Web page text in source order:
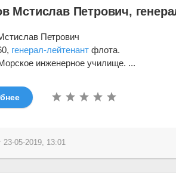
Мстислав Петрович,
Петрович
генерал-лейтенант флота.
инженерное училище. ...
23-05-2019, 13:01